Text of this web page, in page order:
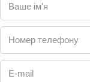
Ваше ім'я
Номер телефону
E-mail